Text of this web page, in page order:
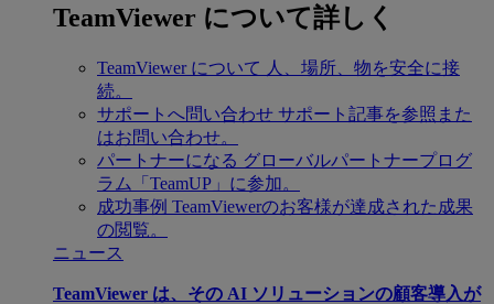
TeamViewer について詳しく
TeamViewer について 人、場所、物を安全に接
続。
サポートへ問い合わせ サポート記事を参照また
はお問い合わせ。
パートナーになる グローバルパートナープログ
ラム「TeamUP」に参加。
成功事例 TeamViewerのお客様が達成された成果
の閲覧。
ニュース
TeamViewer は、その AI ソリューションの顧客導入が